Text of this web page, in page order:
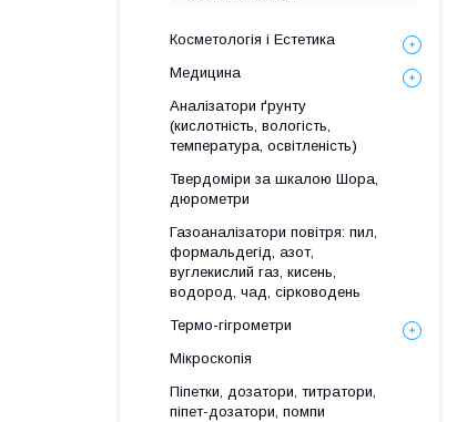
Косметологія і Естетика
Медицина
Аналізатори ґрунту
(кислотність, вологість,
температура, освітленість)
Твердоміри за шкалою Шора,
дюрометри
Газоаналізатори повітря: пил,
формальдегід, азот,
вуглекислий газ, кисень,
водород, чад, сірководень
Термо-гігрометри
Мікроскопія
Піпетки, дозатори, титратори,
піпет-дозатори, помпи